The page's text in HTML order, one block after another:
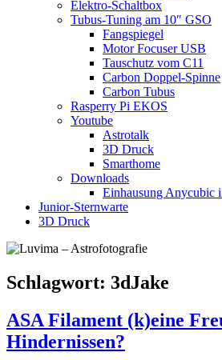
Elektro-Schaltbox
Tubus-Tuning am 10″ GSO
Fangspiegel
Motor Focuser USB
Tauschutz vom C11
Carbon Doppel-Spinne
Carbon Tubus
Rasperry Pi EKOS
Youtube
Astrotalk
3D Druck
Smarthome
Downloads
Einhausung Anycubic
Junior-Sternwarte
3D Druck
Schlagwort: 3dJake
ASA Filament (k)eine
Hindernissen?